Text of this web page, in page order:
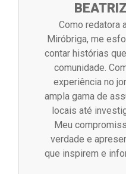
Como redatora
Miróbriga, me
contar histórias
comunidade.
experiência no
ampla gama de
locais até
Meu
verdade e
que inspirem e